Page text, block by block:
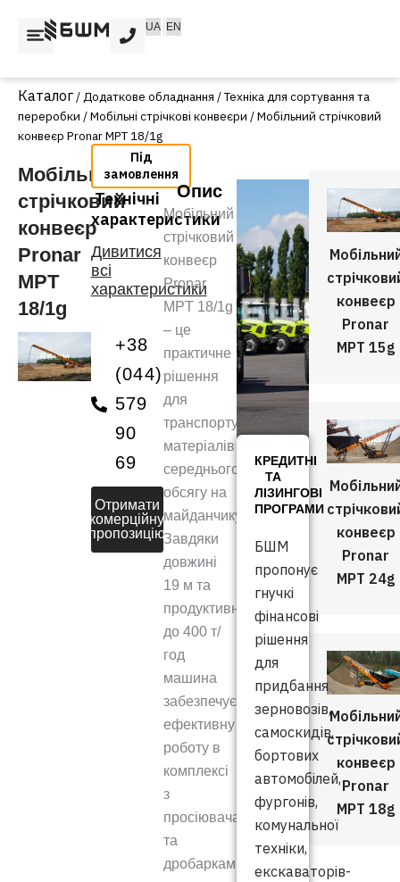
UA EN
/Додаткове обладнання /Техніка для сортування та
переробки /Мобільні стрічкові конвеєри / Мобільний стрічковий
конвеєр Pronar MPT 18/1g
Мобільний
стрічковий
конвеєр
Pronar
MPT
18/1g
Технічні
характеристики
Дивитися
всі
характеристики
+38
(044)
579
90
69
Отримати
комерційну
пропозицію
Опис
Мобільний
стрічковий
конвеєр
Pronar
MPT 18/1g
– це
практичне
рішення
для
транспортування
матеріалів
середнього
обсягу на
майданчику.
Завдяки
довжині
19 м та
продуктивності
до 400 т/
год
машина
забезпечує
ефективну
роботу в
комплексі
з
просіювачами
та
дробарками.
КРЕДИТНІ
ТА
ЛІЗИНГОВІ
ПРОГРАМИ
БШМ
пропонує
гнучкі
фінансові
рішення
для
придбання
зерновозів,
самоскидів,
бортових
автомобілей,
фургонів,
комунальної
техніки,
екскаваторів-
конвеєр
Pronar
MPT 15g
конвеєр
Pronar
MPT 24g
конвеєр
Pronar
MPT 18g